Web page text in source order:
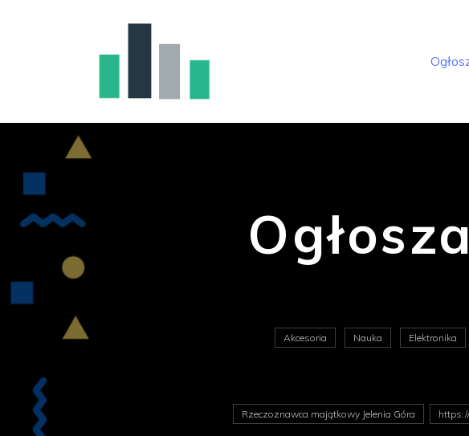
Akcesoria Nauka Elektronika
Rzeczoznawca majątkowy Jelenia Góra